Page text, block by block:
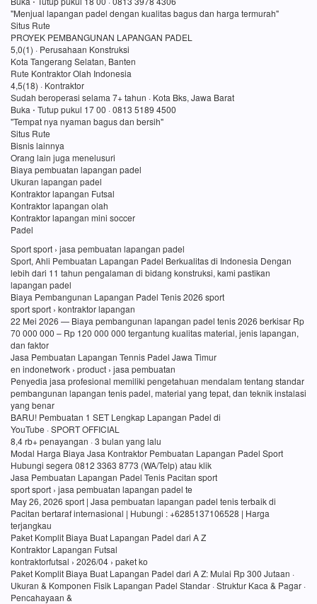
"Menjual lapangan padel dengan kualitas bagus dan harga termurah"
Situs Rute
PROYEK PEMBANGUNAN LAPANGAN PADEL
5,0(1) · Perusahaan Konstruksi
Kota Tangerang Selatan, Banten
Rute Kontraktor Olah Indonesia
4,5(18) · Kontraktor
Sudah beroperasi selama 7+ tahun · Kota Bks, Jawa Barat
Buka ⋅ Tutup pukul 17 00 · 0813 5189 4500
"Tempat nya nyaman bagus dan bersih"
Situs Rute
Bisnis lainnya
Orang lain juga menelusuri
Biaya pembuatan lapangan padel
Ukuran lapangan padel
Kontraktor lapangan Futsal
Kontraktor lapangan olah
Kontraktor lapangan mini soccer
Padel
Sport sport › jasa pembuatan lapangan padel
Sport, Ahli Pembuatan Lapangan Padel Berkualitas di Indonesia Dengan
lebih dari 11 tahun pengalaman di bidang konstruksi, kami pastikan
lapangan padel
Biaya Pembangunan Lapangan Padel Tenis 2026 sport
sport sport › kontraktor lapangan
22 Mei 2026 — Biaya pembangunan lapangan padel tenis 2026 berkisar Rp
70 000 000 – Rp 120 000 000 tergantung kualitas material, jenis lapangan,
dan faktor
Jasa Pembuatan Lapangan Tennis Padel Jawa Timur
en indonetwork › product › jasa pembuatan
Penyedia jasa profesional memiliki pengetahuan mendalam tentang standar
pembangunan lapangan tenis padel, material yang tepat, dan teknik instalasi
yang benar
BARU! Pembuatan 1 SET Lengkap Lapangan Padel di
YouTube · SPORT OFFICIAL
8,4 rb+ penayangan · 3 bulan yang lalu
Modal Harga Biaya Jasa Kontraktor Pembuatan Lapangan Padel Sport
Hubungi segera 0812 3363 8773 (WA/Telp) atau klik
Jasa Pembuatan Lapangan Padel Tenis Pacitan sport
sport sport › jasa pembuatan lapangan padel te
May 26, 2026 sport | Jasa pembuatan lapangan padel tenis terbaik di
Pacitan bertaraf internasional | Hubungi : +6285137106528 | Harga
terjangkau
Paket Komplit Biaya Buat Lapangan Padel dari A Z
Kontraktor Lapangan Futsal
kontraktorfutsal › 2026/04 › paket ko
Paket Komplit Biaya Buat Lapangan Padel dari A Z: Mulai Rp 300 Jutaan ·
Ukuran & Komponen Fisik Lapangan Padel Standar · Struktur Kaca & Pagar ·
Pencahayaan &